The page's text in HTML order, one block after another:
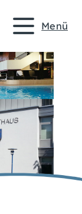
Menü